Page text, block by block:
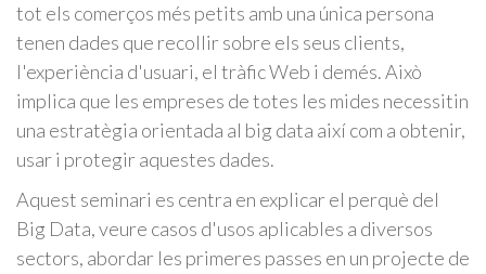
tot els comerços més petits amb una única persona
tenen dades que recollir sobre els seus clients,
l'experiència d'usuari, el tràfic Web i demés. Això
implica que les empreses de totes les mides necessitin
una estratègia orientada al big data així com a obtenir,
usar i protegir aquestes dades.
Aquest seminari es centra en explicar el perquè del
Big Data, veure casos d'usos aplicables a diversos
sectors, abordar les primeres passes en un projecte de